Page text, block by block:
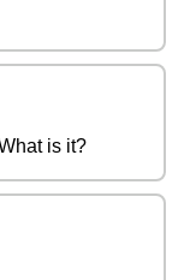
is it?